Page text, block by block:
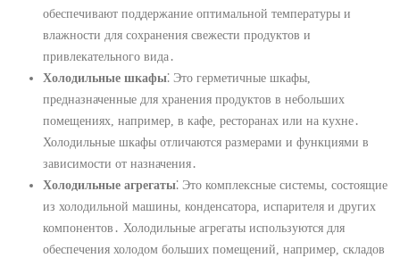
обеспечивают поддержание оптимальной температуры и
влажности для сохранения свежести продуктов и
привлекательного вида․
Холодильные шкафы⁚ Это герметичные шкафы,
предназначенные для хранения продуктов в небольших
помещениях, например, в кафе, ресторанах или на кухне․
Холодильные шкафы отличаются размерами и функциями в
зависимости от назначения․
Холодильные агрегаты⁚ Это комплексные системы, состоящие
из холодильной машины, конденсатора, испарителя и других
компонентов․ Холодильные агрегаты используются для
обеспечения холодом больших помещений, например, складов